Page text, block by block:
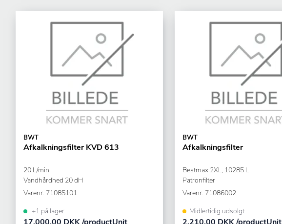
BWT
Afkalkningsfilter KVD 613
20 L/min
Vandhårdhed 20 dH
Varenr. 71085101
+1 på lager
BWT
Afkalkningsfilter
Bestmax 2XL, 10285 L
Patronfilter
Varenr. 71086002
Midlertidig udsolgt